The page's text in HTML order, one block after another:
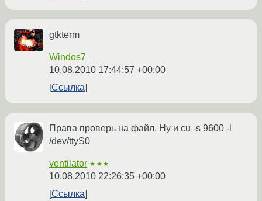
gtkterm
Windos7
10.08.2010 17:44:57 +00:00
Ссылка
Права проверь на файл. Ну и cu -s 9600 -l
/dev/ttyS0
ventilator ★★★
10.08.2010 22:26:35 +00:00
Ссылка